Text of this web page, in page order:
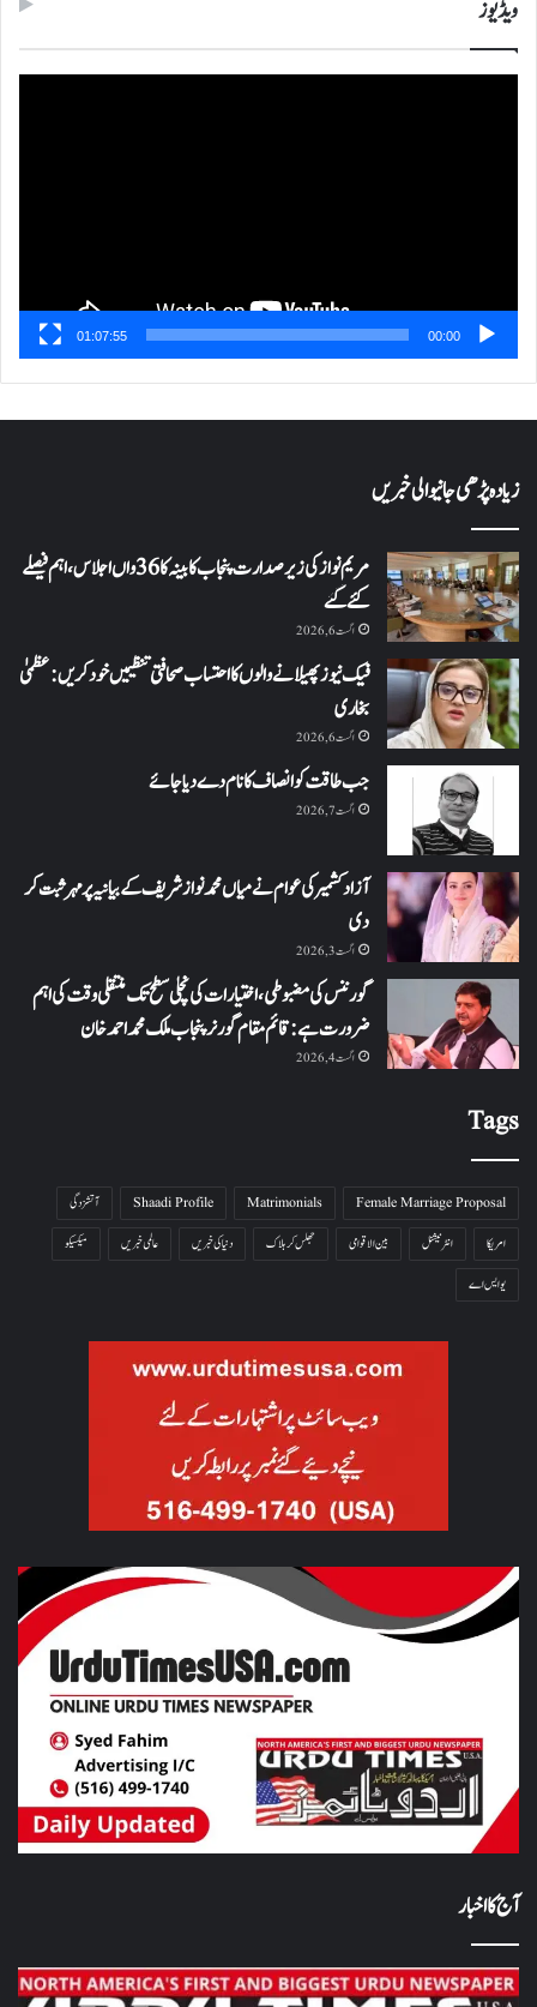
ویڈیوز
00:00
01:07:55
زیادہ پڑھی جانیوالی خبریں
مریم نواز کی زیر صدارت پنجاب کابینہ کا 36واں اجلاس،اہم فیصلے
کئے گئے
اگست 6, 2026
فیک نیوز پھیلانے والوں کا احتساب صحافتی تنظیمیں خود کریں: عظمیٰ
بخاری
اگست 6, 2026
جب طاقت کو انصاف کا نام دے دیا جائے
اگست 7, 2026
آزاد کشمیر کی عوام نے میاں محمد نواز شریف کے بیانیہ پر مہر ثبت کر
دی
اگست 3, 2026
گورننس کی مضبوطی، اختیارات کی نچلی سطح تک منتقلی وقت کی اہم
ضرورت ہے: قائم مقام گورنر پنجاب ملک محمد احمد خان
اگست 4, 2026
Tags
Female Marriage Proposal
Matrimonials
Shaadi Profile
آتشزدگی
امریکا
انٹرنیشنل بین الاقوامی جھلس کر ہلاک دنیا کی خبریں عالمی خبریں
میکسیکو
یو ایس اے
آج کا اخبار